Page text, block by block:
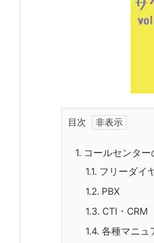
目次
1. コールセンタ
1.1. フリーダイ
1.2. PBX
1.3. CTI・CRM
1.4. 各種マニュ